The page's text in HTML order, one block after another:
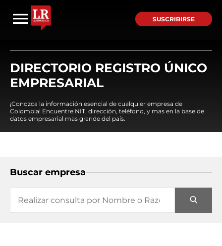
SUSCRIBIRSE
DIRECTORIO REGISTRO ÚNICO
EMPRESARIAL
¡Conozca la información esencial de cualquier empresa de
Colombia! Encuentre NIT, dirección, teléfono, y mas en la base de
datos empresarial mas grande del país.
Buscar empresa